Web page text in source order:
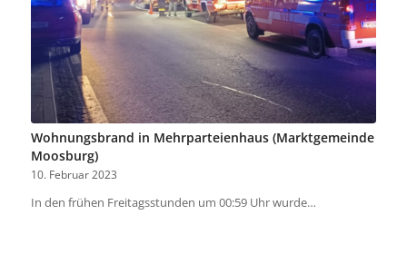
Wohnungsbrand in Mehrparteienhaus (Marktgemeinde
Moosburg)
10. Februar 2023
In den frühen Freitagsstunden um 00:59 Uhr wurde…